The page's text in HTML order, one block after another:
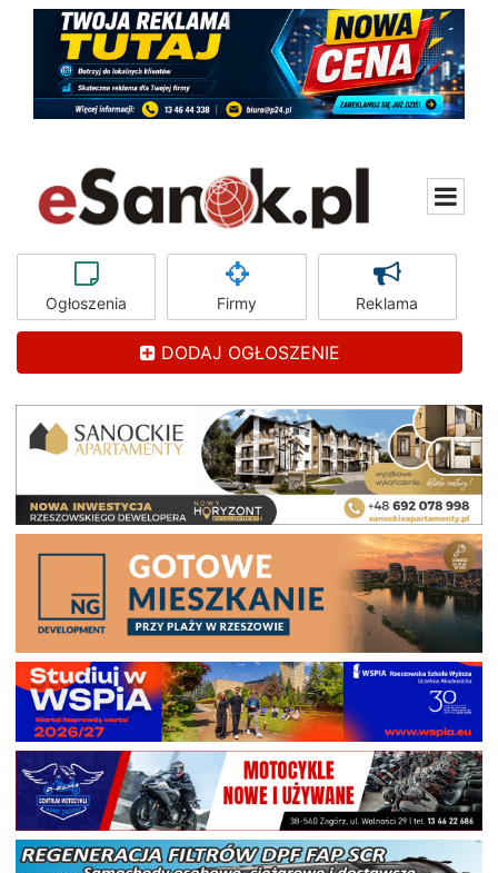
Ogłoszenia Firmy Reklama
DODAJ OGŁOSZENIE